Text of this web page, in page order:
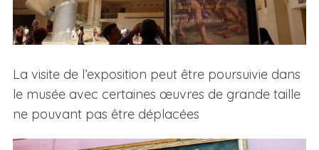
La visite de l’exposition peut être poursuivie dans
le musée avec certaines œuvres de grande taille
ne pouvant pas être déplacées